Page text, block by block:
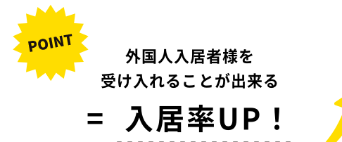
外国人入居者様を
受け入れることが出来る
= 入居率UP！